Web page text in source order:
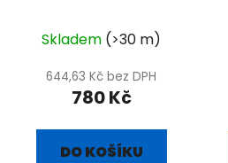
Skladem (>30 m)
644,63 Kč bez DPH
780 Kč
DO KOŠÍKU